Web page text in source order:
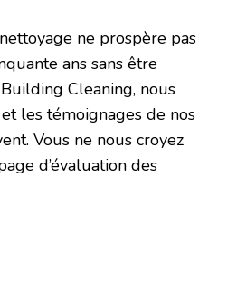
ne prospère pas
ans sans être
Cleaning, nous
les témoignages de nos
Vous ne nous croyez
d’évaluation des